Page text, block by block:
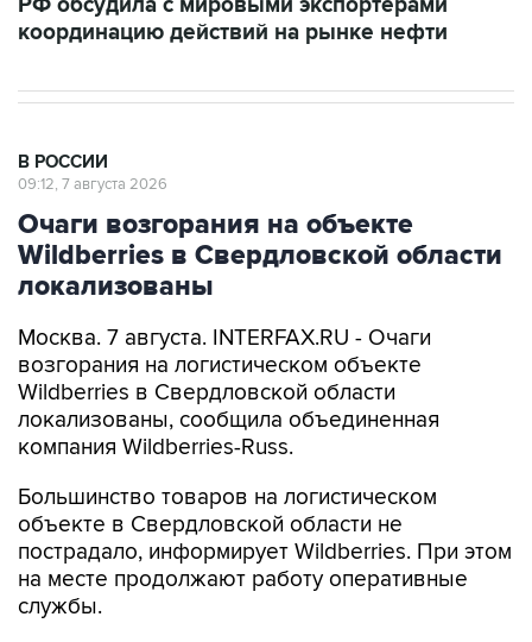
координацию действий на рынке нефти
В РОССИИ
09:12, 7 августа 2026
Очаги возгорания на объекте
Wildberries в Свердловской области
локализованы
Москва. 7 августа. INTERFAX.RU - Очаги
возгорания на логистическом объекте
Wildberries в Свердловской области
локализованы, сообщила объединенная
компания Wildberries-Russ.
Большинство товаров на логистическом
объекте в Свердловской области не
пострадало, информирует Wildberries. При этом
на месте продолжают работу оперативные
службы.